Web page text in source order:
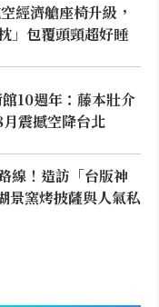
經濟艙座椅升級，
」包覆頭頸超好睡
10週年：藤本壯介
震撼空降台北
線！造訪「台版神
景窯烤披薩與人氣私